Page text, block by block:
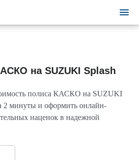
на SUZUKI Splash
полиса КАСКО на SUZUKI
минуты и оформить онлайн-
наценок в надежной